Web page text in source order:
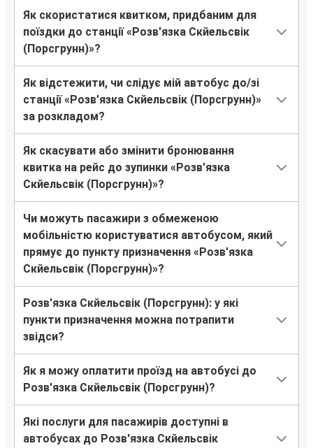
Як скористатися квитком, придбаним для
поїздки до станції «Розв'язка Скйельсвік
(Порсгрунн)»?
Як відстежити, чи слідує мій автобус до/зі
станції «Розв'язка Скйельсвік (Порсгрунн)»
за розкладом?
Як скасувати або змінити бронювання
квитка на рейс до зупинки «Розв'язка
Скйельсвік (Порсгрунн)»?
Чи можуть пасажири з обмеженою
мобільністю користуватися автобусом, який
прямує до пункту призначення «Розв'язка
Скйельсвік (Порсгрунн)»?
Розв'язка Скйельсвік (Порсгрунн): у які
пункти призначення можна потрапити
звідси?
Як я можу оплатити проїзд на автобусі до
Розв'язка Скйельсвік (Порсгрунн)?
Які послуги для пасажирів доступні в
автобусах до Розв'язка Скйельсвік